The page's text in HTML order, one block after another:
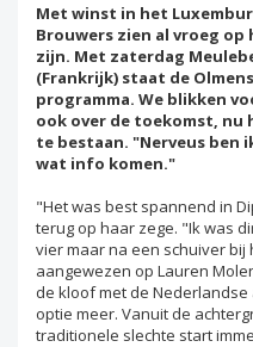
Met winst in het
Brouwers zien al vroeg
zijn. Met zaterdag
(Frankrijk) staat de
programma. We blikken
ook over de toekomst,
te bestaan. "Nerveus ben
wat info komen."
"Het was best spannend in
terug op haar zege. "Ik was
vier maar na een schuiver
aangewezen op Lauren
de kloof met de
optie meer. Vanuit de
traditionele slechte start